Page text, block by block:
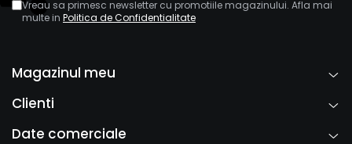
Vreau sa primesc newsletter cu promotiile magazinului. Afla mai
multe in Politica de Confidentialitate
Magazinul meu
Clienti
Date comerciale